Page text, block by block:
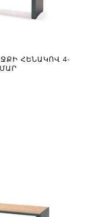
ՀԵՆԱԿՈՎ 4-